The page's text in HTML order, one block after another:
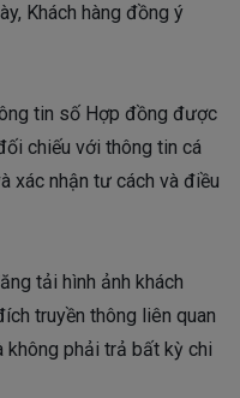
Khách hàng đồng ý
tin số Hợp đồng được
chiếu với thông tin cá
xác nhận tư cách và điều
tải hình ảnh khách
truyền thông liên quan
không phải trả bất kỳ chi